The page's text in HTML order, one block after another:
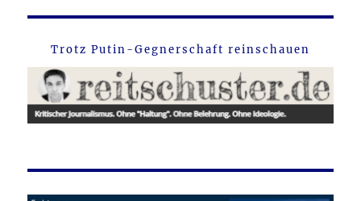
Trotz Putin-Gegnerschaft reinschauen